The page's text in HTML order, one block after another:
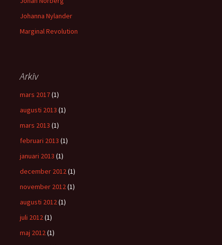
Johanna Nylander
Marginal Revolution
Arkiv
mars 2017(1)
augusti 2013 (1)
mars 2013 (1)
februari 2013 (1)
januari 2013 (1)
december 2012(1)
november 2012(1)
augusti 2012(1)
juli 2012(1)
maj 2012(1)